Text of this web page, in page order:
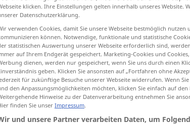
antippen)
klicken. Ihre Einstellungen gelten innerhalb unseres Website.
Datenschutzerklärung.
verwenden Cookies, damit Sie unsere Webseite bestmöglich nutzen
können. Notwendige, funktionale und statistische
statistischen Auswertung unserer Webseite erforderlich sind,
auf Ihrem Endgerät gespeichert. Marketing-Cookies und
dienen, werden nur gespeichert, wenn Sie uns durch einen
geben. Klicken Sie ansonsten auf „Fortfahren ohne
für zukünftige Besuche unserer Webseite widerrufen. Wenn
den Anpassungsmöglichkeiten möchten, klicken Sie einfach auf
Hinweise zu der Datenverarbeitung entnehmen Sie
finden Sie unser Impressum.
und unsere Partner verarbeiten Daten, um